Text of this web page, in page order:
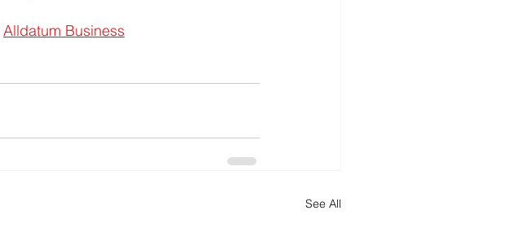
Alldatum Business
See All